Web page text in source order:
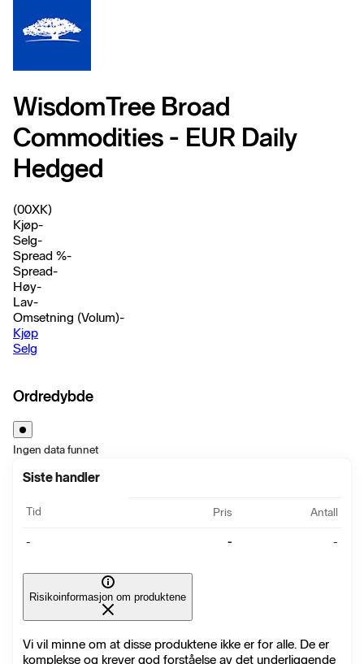
WisdomTree Broad
Commodities - EUR Daily
Hedged
(00XK)
Kjøp-
Selg-
Spread %-
Spread-
Høy-
Lav-
Omsetning (Volum)-
Kjøp
Selg
Ordredybde
Ingen data funnet
Siste handler
Tid Pris Antall
- - -
Risikoinformasjon om produktene
Vi vil minne om at disse produktene ikke er for alle. De er
komplekse og krever god forståelse av det underliggende